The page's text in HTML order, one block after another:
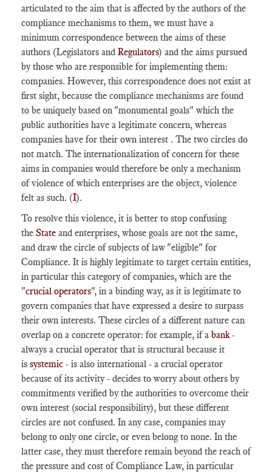
articulated to the aim that is affected by the authors of the
compliance mechanisms to them, we must have a
minimum correspondence between the aims of these
authors (Legislators and Regulators) and the aims pursued
by those who are responsible for implementing them:
companies. However, this correspondence does not exist at
first sight, because the compliance mechanisms are found
to be uniquely based on "monumental goals" which the
public authorities have a legitimate concern, whereas
companies have for their own interest . The two circles do
not match. The internationalization of concern for these
aims in companies would therefore be only a mechanism
of violence of which enterprises are the object, violence
felt as such. (I).
To resolve this violence, it is better to stop confusing
the State and enterprises, whose goals are not the same,
and draw the circle of subjects of law "eligible" for
Compliance. It is highly legitimate to target certain entities,
in particular this category of companies, which are the
"crucial operators", in a binding way, as it is legitimate to
govern companies that have expressed a desire to surpass
their own interests. These circles of a different nature can
overlap on a concrete operator: for example, if a bank-
always a crucial operator that is structural because it
is systemic - is also international - a crucial operator
because of its activity - decides to worry about others by
commitments verified by the authorities to overcome their
own interest (social responsibility), but these different
circles are not confused. In any case, companies may
belong to only one circle, or even belong to none. In the
latter case, they must therefore remain beyond the reach of
the pressure and cost of Compliance Law, in particular